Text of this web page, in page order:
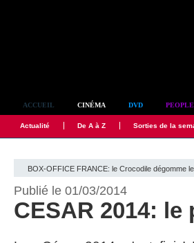
ACCUEIL CINÉMA DVD PEOPLE
Actualité De A à Z Sorties de la
BOX-OFFICE FRANCE: le Crocodile dégomme
Publié le 01/03/2014
CESAR 2014: le